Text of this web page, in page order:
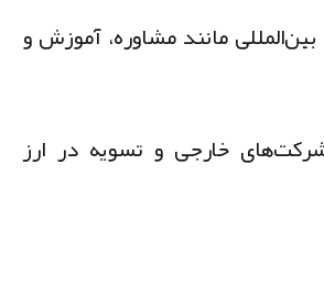
مانند مشاوره، آموزش و
خارجی و تسویه در ارز